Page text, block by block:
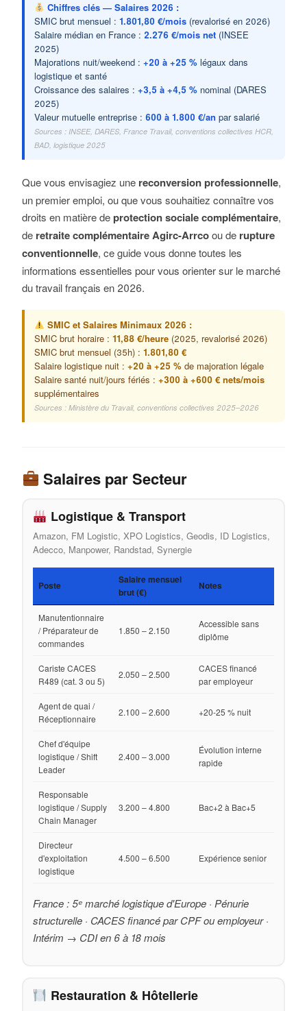
Chiffres clés — Salaires 2026 :
SMIC brut mensuel : 1.801,80 €/mois (revalorisé en 2026)
Salaire médian en France : 2.276 €/mois net (INSEE
2025)
Majorations nuit/weekend : +20 à +25 % légaux dans
logistique et santé
Croissance des salaires : +3,5 à +4,5 % nominal (DARES
2025)
Valeur mutuelle entreprise : 600 à 1.800 €/an par salarié
Sources : INSEE, DARES, France Travail, conventions collectives HCR,
BAD, logistique 2025
Que vous envisagiez une reconversion professionnelle,
un premier emploi, ou que vous souhaitiez connaître vos
droits en matière deprotection sociale complémentaire,
de retraite complémentaire Agirc-Arrcoou de rupture
conventionnelle, ce guide vous donne toutes les
informations essentielles pour vous orienter sur le marché
du travail français en 2026.
SMIC et Salaires Minimaux 2026 :
SMIC brut horaire : 11,88 €/heure (2025, revalorisé 2026)
SMIC brut mensuel (35h) : 1.801,80 €
Salaire logistique nuit : +20 à +25 % de majoration légale
Salaire santé nuit/jours fériés : +300 à +600 € nets/mois
supplémentaires
Sources : Ministère du Travail, conventions collectives 2025–2026
Salaires par Secteur
Logistique & Transport
Amazon, FM Logistic, XPO Logistics, Geodis, ID Logistics,
Adecco, Manpower, Randstad, Synergie
Poste
Salaire mensuel
brut (€)
Notes
Manutentionnaire
/ Préparateur de
commandes
1.850 – 2.150
Accessible sans
diplôme
Cariste CACES
R489 (cat. 3 ou 5)
2.050 – 2.500
CACES financé
par employeur
Agent de quai /
Réceptionnaire
2.100 – 2.600 +20-25 % nuit
Chef d'équipe
logistique / Shift
Leader
2.400 – 3.000
Évolution interne
rapide
Responsable
logistique / Supply
Chain Manager
3.200 – 4.800 Bac+2 à Bac+5
Directeur
d'exploitation
logistique
4.500 – 6.500 Expérience senior
France : 5ᵉ marché logistique d'Europe · Pénurie
structurelle · CACES financé par CPF ou employeur ·
Intérim → CDI en 6 à 18 mois
Restauration & Hôtellerie